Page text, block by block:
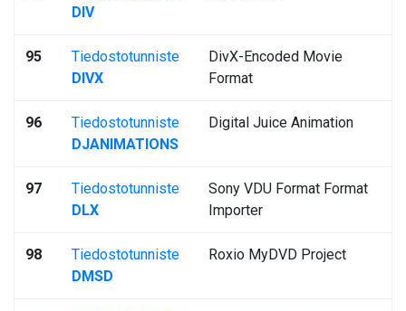
DIV
95
Tiedostotunniste
DIVX
DivX-Encoded Movie
Format
96
Tiedostotunniste
DJANIMATIONS
Digital Juice Animation
97
Tiedostotunniste
DLX
Sony VDU Format Format
Importer
98
Tiedostotunniste
DMSD
Roxio MyDVD Project